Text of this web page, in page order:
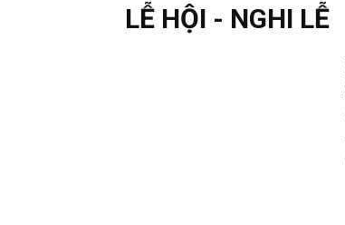
LỄ HỘI - NGHI LỄ